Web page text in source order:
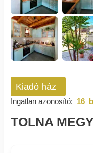
Kiadó ház
Ingatlan azonosító:
TOLNA